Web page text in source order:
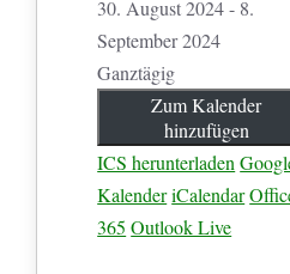
30. August 2024 - 8.
September 2024
Ganztägig
Zum Kalender
hinzufügen
ICS herunterladen
KalenderiCalendar
365 Outlook Live